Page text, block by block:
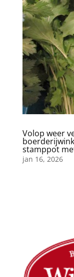
Volop weer
stamppot
jan 16, 2026